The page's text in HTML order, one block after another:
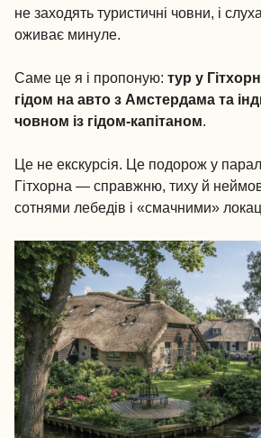
не заходять туристичні човни, і
оживає минуле.
Саме це я і пропоную: тур у
гідом на авто з Амстердама та
човном із гідом-капітаном.
Це не екскурсія. Це подорож у
Гітхорна — справжню, тиху й
сотнями лебедів і «смачними»